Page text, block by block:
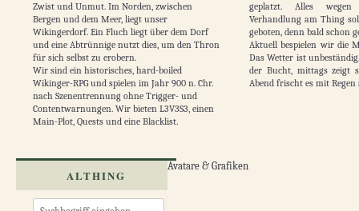
Zwist und Unmut. Im Norden, zwischen
Bergen und dem Meer, liegt unser
Wikingerdorf. Ein Fluch liegt über dem Dorf
und eine Abtrünnige nutzt dies, um den Thron
für sich selbst zu erobern.
Wir sind ein historisches, hard-boiled
Wikinger-RPG und spielen im Jahr 900 n. Chr.
nach Szenentrennung ohne Trigger- und
Contentwarnungen. Wir bieten L3V3S3, einen
Main-Plot, Quests und eine Blacklist.
geplatzt. Alles
Verhandlung am Thing
geboten, denn bald schon
Aktuell bespielen wir die
Das Wetter ist
der Bucht, mittags zeigt
Abend frischt es mit Regen
ALTHING
Avatare & Grafiken